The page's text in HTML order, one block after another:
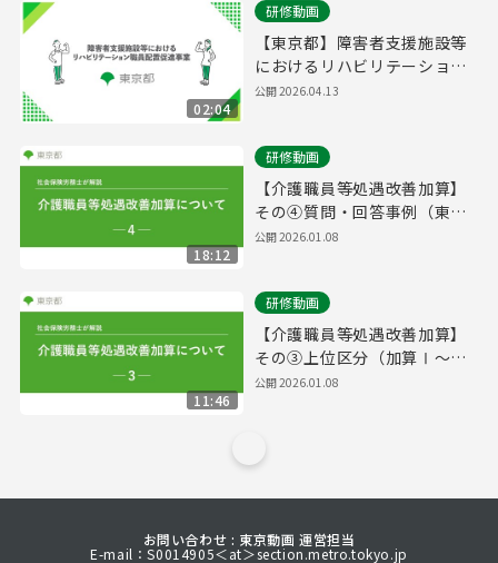
02:04
研修動画
【東京都】障害者支援施設等
におけるリハビリテーション
職員配置促進事業概要説明
公開2026.04.13
18:12
研修動画
【介護職員等処遇改善加算】
その④質問・回答事例（東京
都並びに福祉・介護職員処遇
公開2026.01.08
11:46
研修動画
【介護職員等処遇改善加算】
その③上位区分（加算Ⅰ～
Ⅲ）に必要な算定要件
公開2026.01.08
お問い合わせ : 東京動画 運営担当
E-mail：S0014905＜at＞section.metro.tokyo.jp